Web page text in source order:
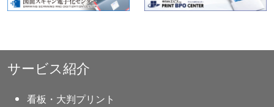
サービス紹介
看板・大判プリント